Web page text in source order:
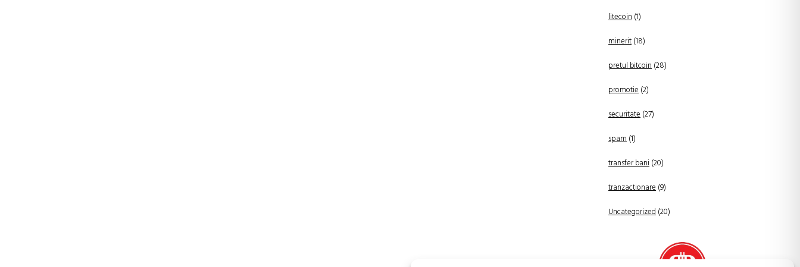
litecoin(1)
minerit(18)
pretul bitcoin(28)
promotie(2)
securitate(27)
spam(1)
transfer bani(20)
tranzactionare(9)
Uncategorized(20)